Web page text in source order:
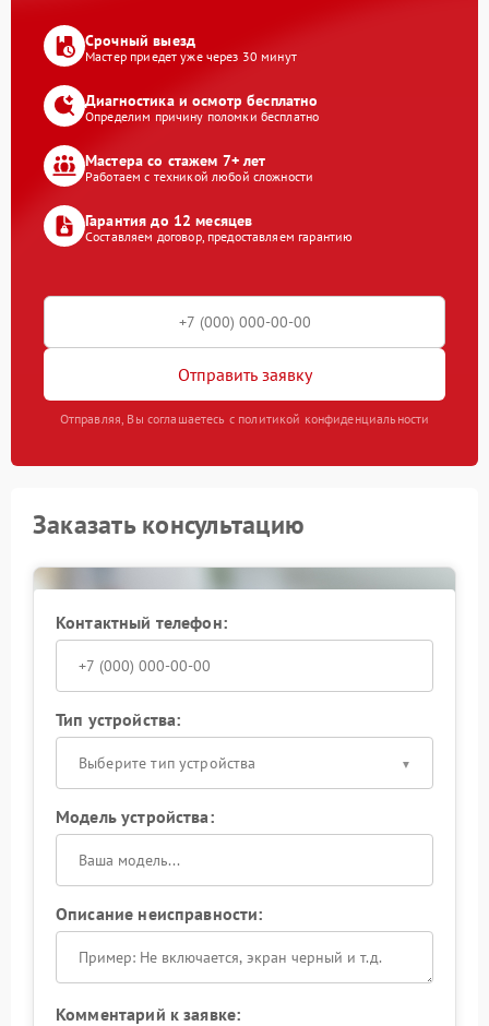
Срочный выезд
Мастер приедет уже через 30 минут
Диагностика и осмотр бесплатно
Определим причину поломки бесплатно
Мастера со стажем 7+ лет
Работаем с техникой любой сложности
Гарантия до 12 месяцев
Составляем договор, предоставляем гарантию
Отправить заявку
Отправляя, Вы соглашаетесь с политикой конфиденциальности
Заказать консультацию
Контактный телефон:
Тип устройства:
Выберите тип устройства
Модель устройства:
Описание неисправности:
Комментарий к заявке: